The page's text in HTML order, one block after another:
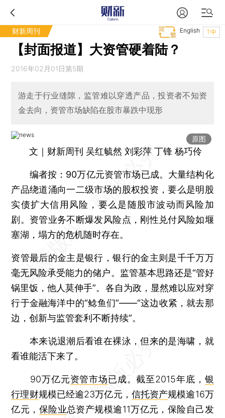
财新周刊 T中
English
【封面报道】大资管硬着陆？
2016年02月01日第5期
游走于行业缝隙，监管难以穿透产品，投资者不知资
金去向，资管市场缺陷在股市暴跌中现形
原图
文｜财新周刊 吴红毓然 刘彩萍 丁锋 杨巧伶
编者按：90万亿元资管市场已成。大量结构化
产品绕道涌向一二级市场的股权投资，要么是明股
实债扩大信用风险，要么是随股市波动而风险加
剧。资管业务不断爆发风险点，刚性兑付风险如堰
塞湖，塌方的危机随时存在。
资管最后的金主是银行，银行的金主则是千千万万
毫无风险承受能力的储户。监管基本思路还是“管好
锅里饭，他人莫伸手”。各自为政，显然难以应对穿
行于金融海洋中的“鲶鱼们”——“这边收紧，就去那
边，创新与监管套利不断持续”。
本来说退潮后看谁在裸泳，但来的是海啸，就
看谁能活下来了。
90万亿元资管市场已成。截至2015年底， 银
行理财规模已经逾23万亿元， 信托资产规模逾16万
亿元， 保险业总资产规模逾11万亿元，保险自己发